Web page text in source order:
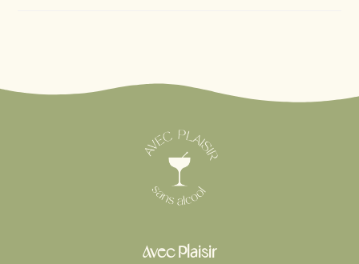
Avec Plaisir